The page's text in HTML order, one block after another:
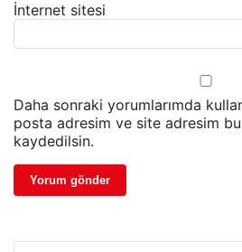
İnternet sitesi
Daha sonraki yorumlarımda
posta adresim ve site adresim bu
kaydedilsin.